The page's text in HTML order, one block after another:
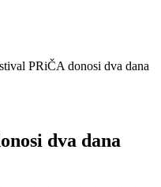
PRiČA donosi dva dana
dva dana